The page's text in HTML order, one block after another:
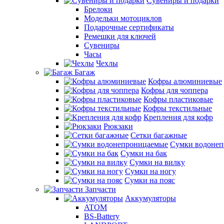
Брелоки
Модельки мотоциклов
Подарочные сертификаты
Ремешки для ключей
Сувениры
Часы
Чехлы
Багаж
Кофры алюминиевые
Кофры для чоппера
Кофры пластиковые
Кофры текстильные
Крепления для кофр
Рюкзаки
Сетки багажные
Сумки
Сумки на бак
Сумки на вилку
Сумки на ногу
Сумки на пояс
Запчасти
Аккумуляторы
ATOM
BS-Battery